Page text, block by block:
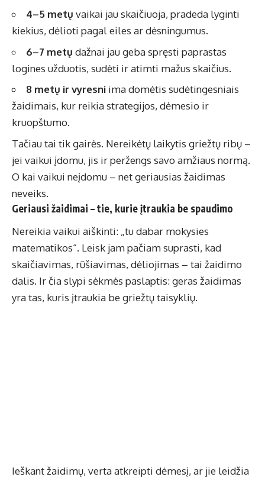
4–5 metų vaikai jau skaičiuoja, pradeda lyginti
kiekius, dėlioti pagal eiles ar dėsningumus.
6–7 metų dažnai jau geba spręsti paprastas
logines užduotis, sudėti ir atimti mažus skaičius.
8 metų ir vyresni ima domėtis sudėtingesniais
žaidimais, kur reikia strategijos, dėmesio ir
kruopštumo.
Tačiau tai tik gairės. Nereikėtų laikytis griežtų ribų –
jei vaikui įdomu, jis ir peržengs savo amžiaus normą.
O kai vaikui neįdomu – net geriausias žaidimas
neveiks.
Geriausi žaidimai – tie, kurie įtraukia be spaudimo
Nereikia vaikui aiškinti: „tu dabar mokysies
matematikos“. Leisk jam pačiam suprasti, kad
skaičiavimas, rūšiavimas, dėliojimas – tai žaidimo
dalis. Ir čia slypi sėkmės paslaptis: geras žaidimas
yra tas, kuris įtraukia be griežtų taisyklių.
Ieškant žaidimų, verta atkreipti dėmesį, ar jie leidžia